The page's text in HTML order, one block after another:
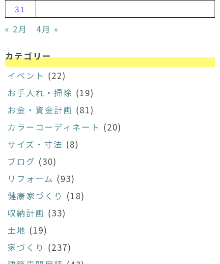
31
« 2月 4月 »
カテゴリー
イベント (22)
お手入れ・掃除 (19)
お金・資金計画 (81)
カラーコーディネート (20)
サイズ・寸法 (8)
ブログ (30)
リフォーム (93)
健康家づくり (18)
収納計画 (33)
土地 (19)
家づくり (237)